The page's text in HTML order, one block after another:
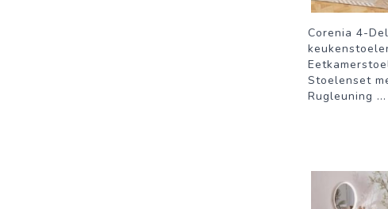
Corenia 4-
Stoelenset
Rugleuning ...